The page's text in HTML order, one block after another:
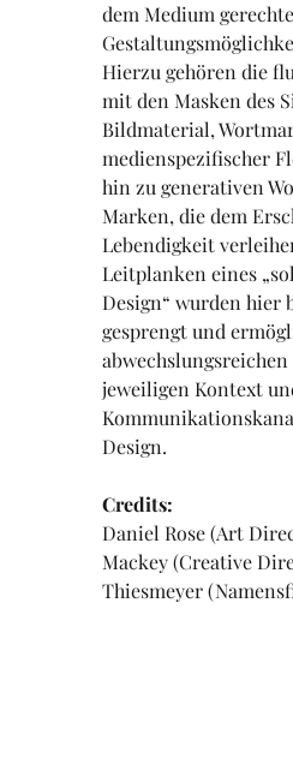
dem Medium
Hierzu gehören die
mit den Masken des
Bildmaterial,
medienspezifischer
hin zu generativen
Marken, die dem
Lebendigkeit
Leitplanken eines
Design“ wurden hier
gesprengt und
jeweiligen Kontext
Design.
Credits:
Daniel Rose (Art
Mackey (Creative
Thiesmeyer